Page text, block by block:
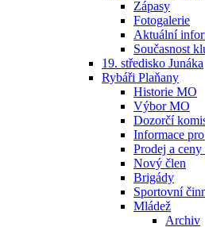
Zápasy
Fotogalerie
Aktuální
Současnost
19. středisko Junáka
Rybáři Plaňany
Historie MO
Výbor MO
Dozorčí
Informace
Prodej a
Nový člen
Brigády
Sportovní
Mládež
Archiv